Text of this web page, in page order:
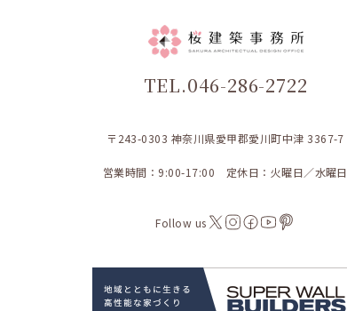
TEL.046-286-2722
〒243-0303 神奈川県愛甲郡愛川町中津 3367-7
営業時間：9:00-17:00 定休日：火曜日／水曜日
Follow us